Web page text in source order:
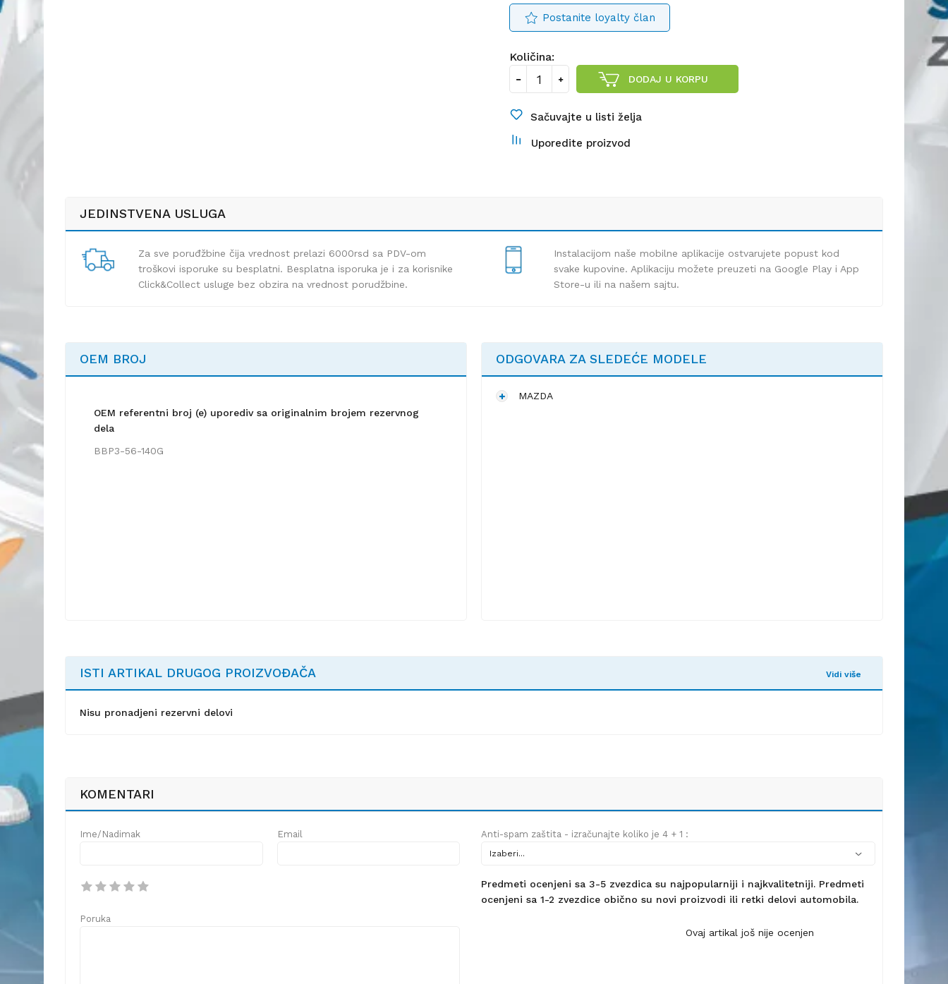
Postanite loyalty član
Količina:
DODAJ U KORPU
Sačuvajte u listi želja
Uporedite proizvod
JEDINSTVENA USLUGA
Za sve poruđžbine čija vrednost prelazi 6000rsd sa PDV-om
troškovi isporuke su besplatni. Besplatna isporuka je i za korisnike
Click&Collect usluge bez obzira na vrednost porudžbine.
Instalacijom naše mobilne aplikacije ostvarujete popust kod
svake kupovine. Aplikaciju možete preuzeti na Google Play i App
Store-u ili na našem sajtu.
OEM BROJ
OEM referentni broj (e) uporediv sa originalnim brojem rezervnog
dela
BBP3-56-140G
ODGOVARA ZA SLEDEĆE MODELE
MAZDA
ISTI ARTIKAL DRUGOG PROIZVOĐAČA Vidi više
Nisu pronadjeni rezervni delovi
KOMENTARI
Ime/Nadimak Email
Poruka
Anti-spam zaštita - izračunajte koliko je 4 + 1 :
Predmeti ocenjeni sa 3-5 zvezdica su najpopularniji i najkvalitetniji. Predmeti
ocenjeni sa 1-2 zvezdice obično su novi proizvodi ili retki delovi automobila.
Ovaj artikal još nije ocenjen